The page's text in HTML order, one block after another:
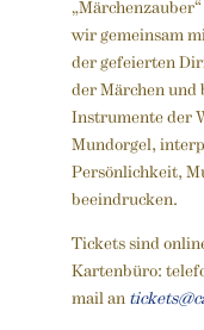
wir gemeinsam
der gefeierten
der Märchen und
Instrumente der
Mundorgel,
Persönlichkeit,
beeindrucken.
Tickets sind
Kartenbüro:
mail an